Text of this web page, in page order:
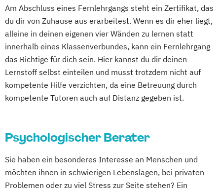
Waldbaden-Coach & Kursleiter/in:
Wellnessmasseur/in
Wirbelsäulentherapie nach Dorn / Breuß
Yoga Trainer/in
"Lebensmittelunverträglichkeiten und -
allergien"
Ernährungsberater/in Fachrichtung
„Ernährung in besonderen Lebensphasen“
Ernährungsberater/in für Sportler/innen
Ernährungsberater/in mit der Fachrichtung
Pflanzenkunde in der Ernährung
Erziehungsberater/in
Erziehungsberater/in Fachrichtung
Entwicklungsberatung
Erziehungsberater/in Fachrichtung
Lernberatung
Am Abschluss eines Fernlehrgangs steht ein Zertifikat, das
du dir von Zuhause aus erarbeitest. Wenn es dir eher liegt,
alleine in deinen eigenen vier Wänden zu lernen statt
innerhalb eines Klassenverbundes, kann ein Fernlehrgang
das Richtige für dich sein. Hier kannst du dir deinen
Lernstoff selbst einteilen und musst trotzdem nicht auf
kompetente Hilfe verzichten, da eine Betreuung durch
kompetente Tutoren auch auf Distanz gegeben ist.
Psychologischer Berater
Sie haben ein besonderes Interesse an Menschen und
möchten ihnen in schwierigen Lebenslagen, bei privaten
Problemen oder zu viel Stress zur Seite stehen? Ein